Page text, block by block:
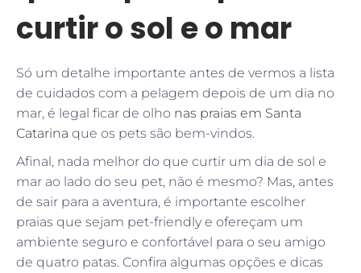
curtir o sol e o mar
Só um detalhe importante antes de vermos a lista
de cuidados com a pelagem depois de um dia no
mar, é legal ficar de olho nas praias em Santa
Catarina que os pets são bem-vindos.
Afinal, nada melhor do que curtir um dia de sol e
mar ao lado do seu pet, não é mesmo? Mas, antes
de sair para a aventura, é importante escolher
praias que sejam pet-friendly e ofereçam um
ambiente seguro e confortável para o seu amigo
de quatro patas. Confira algumas opções e dicas